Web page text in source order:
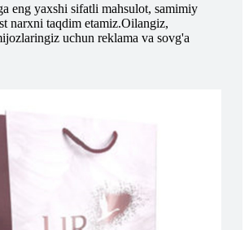
eng yaxshi sifatli mahsulot, samimiy
narxni taqdim etamiz.Oilangiz,
uchun reklama va sovg'a